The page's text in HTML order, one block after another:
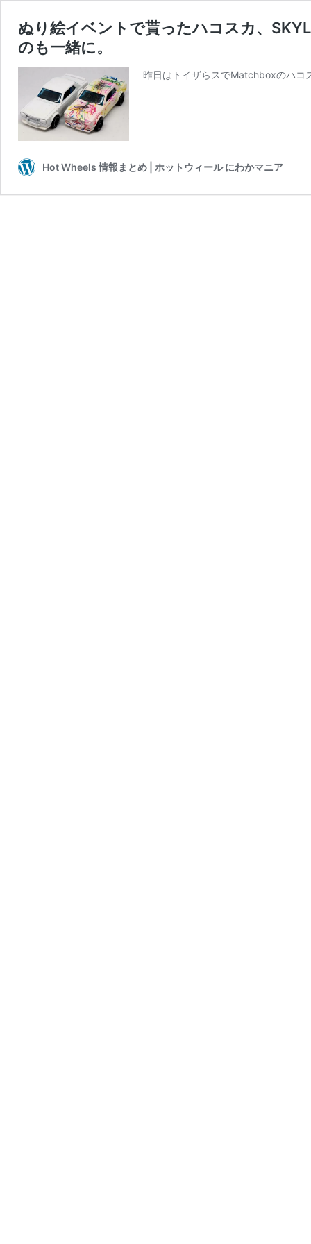
ぬり絵イベントで貰ったハコスカ、
のも一緒に。
昨日はトイザらスでMatchboxのハ
Hot Wheels 情報まとめ | ホットウィール にわかマニア